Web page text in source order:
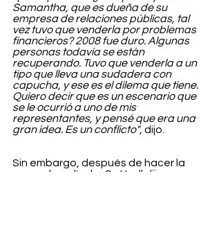
Samantha, que es dueña de su
empresa de relaciones públicas, tal
vez tuvo que venderla por problemas
financieros? 2008 fue duro. Algunas
personas todavía se están
recuperando. Tuvo que venderla a un
tipo que lleva una sudadera con
capucha, y ese es el dilema que tiene.
Quiero decir que es un escenario que
se le ocurrió a uno de mis
representantes, y pensé que era una
gran idea. Es un conflicto", dijo.
Sin embargo, después de hacer la
segunda película, Cattrall dijo que no